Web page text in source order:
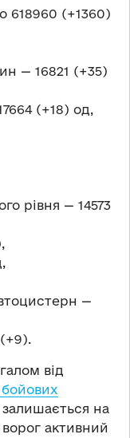
618960 (+1360)
— 16821 (+35)
(+18) од,
рівня — 14573
—
від
бойових
залишається на
активний